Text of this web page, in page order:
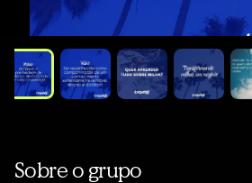
Sobre o grupo